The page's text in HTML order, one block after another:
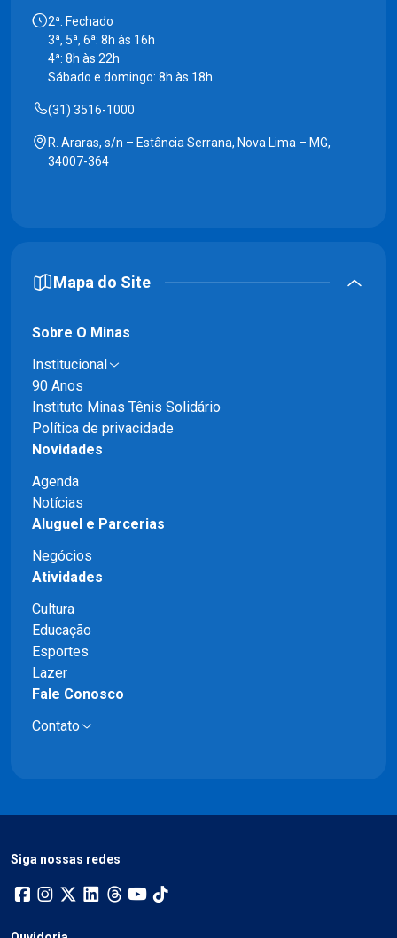
2ª: Fechado
3ª, 5ª, 6ª: 8h às 16h
4ª: 8h às 22h
Sábado e domingo: 8h às 18h
(31) 3516-1000
R. Araras, s/n – Estância Serrana, Nova Lima – MG,
34007-364
Mapa do Site
Sobre O Minas
Institucional
90 Anos
Instituto Minas Tênis Solidário
Política de privacidade
Novidades
Agenda
Notícias
Aluguel e Parcerias
Negócios
Atividades
Cultura
Educação
Esportes
Lazer
Fale Conosco
Contato
Siga nossas redes